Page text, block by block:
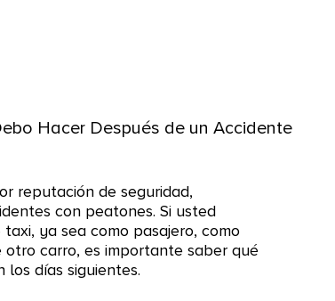
Hacer Después de un Accidente
reputación de seguridad,
con peatones. Si usted
ya sea como pasajero, como
carro, es importante saber qué
los días siguientes.